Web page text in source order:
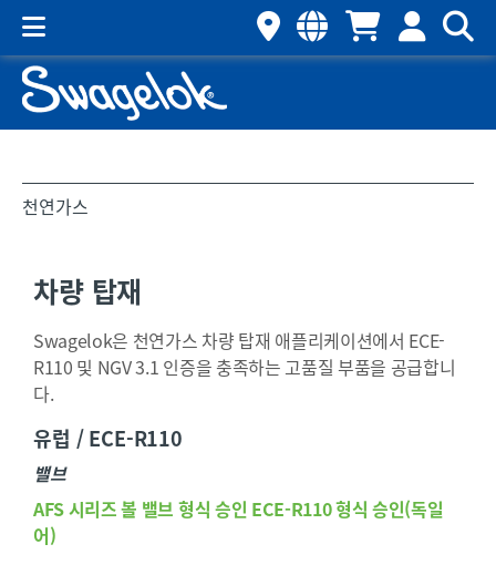
천연가스
차량 탑재
Swagelok은 천연가스 차량 탑재 애플리케이션에서 ECE-
R110 및 NGV 3.1 인증을 충족하는 고품질 부품을 공급합니
다.
유럽 / ECE-R110
밸브
AFS 시리즈 볼 밸브 형식 승인 ECE-R110 형식 승인(독일
어)